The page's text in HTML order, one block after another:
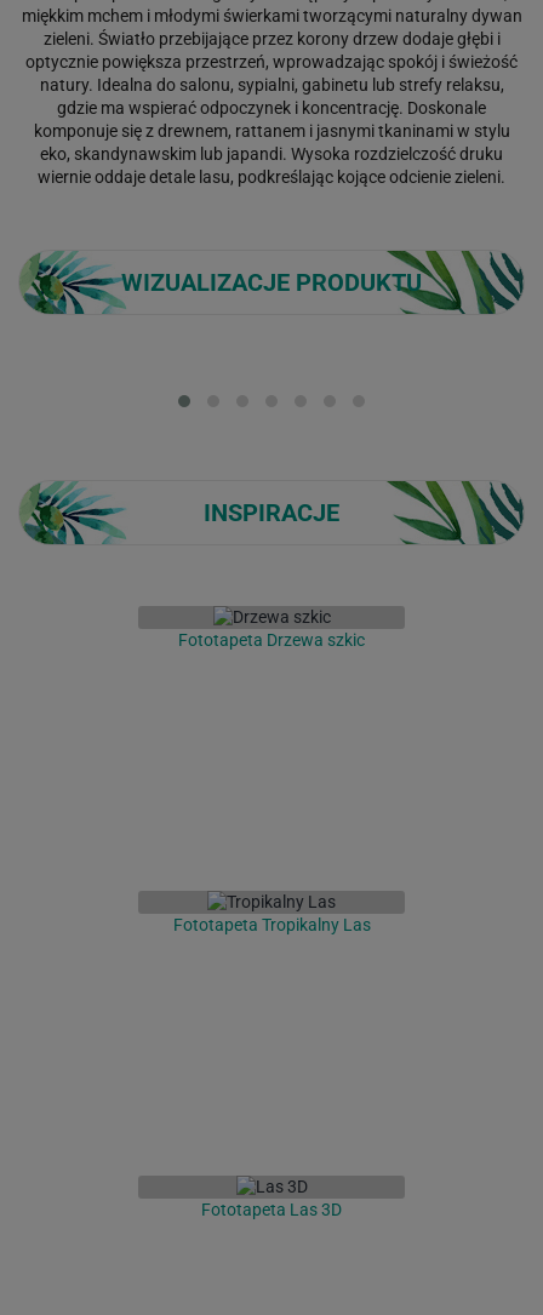
miękkim mchem i młodymi świerkami tworzącymi naturalny dywan
zieleni. Światło przebijające przez korony drzew dodaje głębi i
optycznie powiększa przestrzeń, wprowadzając spokój i świeżość
natury. Idealna do salonu, sypialni, gabinetu lub strefy relaksu,
gdzie ma wspierać odpoczynek i koncentrację. Doskonale
komponuje się z drewnem, rattanem i jasnymi tkaninami w stylu
eko, skandynawskim lub japandi. Wysoka rozdzielczość druku
wiernie oddaje detale lasu, podkreślając kojące odcienie zieleni.
WIZUALIZACJE PRODUKTU
INSPIRACJE
Fototapeta Drzewa szkic
Fototapeta Tropikalny Las
Fototapeta Las 3D